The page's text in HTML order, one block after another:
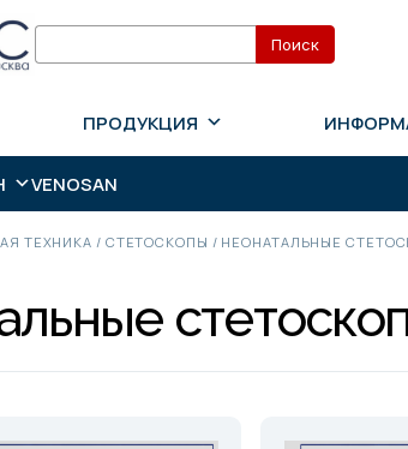
ПРОДУКЦИЯ
VENOSAN
ТЕХНИКА / СТЕТОСКОПЫ / НЕОНАТАЛЬНЫЕ